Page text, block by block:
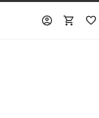
グ
イ
ー
グ
イ